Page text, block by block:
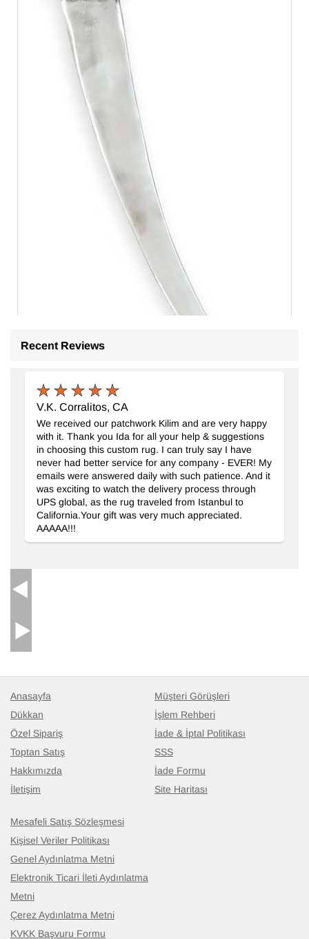
Döküm Aluminyum Masa Ayağı- K0033982
Yükseklik:51 cm
33.627TL
Recent Reviews
V.K. Corralitos, CA
We received our patchwork Kilim and are very happy
with it. Thank you Ida for all your help & suggestions
in choosing this custom rug. I can truly say I have
never had better service for any company - EVER! My
emails were answered daily with such patience. And it
was exciting to watch the delivery process through
UPS global, as the rug traveled from Istanbul to
California.Your gift was very much appreciated.
AAAAA!!!
Anasayfa
Dükkan
Özel Sipariş
Toptan Satış
Hakkımızda
İletişim
Müşteri Görüşleri
İşlem Rehberi
İade & İptal Politikası
SSS
İade Formu
Site Haritası
Mesafeli Satış Sözleşmesi
Kişisel Veriler Politikası
Genel Aydınlatma Metni
Elektronik Ticari İleti Aydınlatma
Metni
Çerez Aydınlatma Metni
KVKK Başvuru Formu